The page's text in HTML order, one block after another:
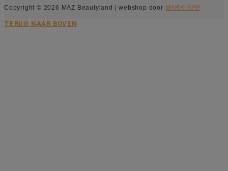
Copyright © 2026 MAZ Beautyland | webshop door MARK-APP
TERUG NAAR BOVEN